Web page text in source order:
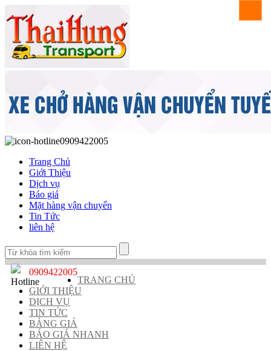
0909422005
Trang Chủ
Giới Thiệu
Dịch vụ
Báo giá
Mặt hàng vận chuyển
Tin Tức
liên hệ
0909422005
TRANG CHỦ
GIỚI THIỆU
DỊCH VỤ
TIN TỨC
BẢNG GIÁ
BÁO GIÁ NHANH
LIÊN HỆ